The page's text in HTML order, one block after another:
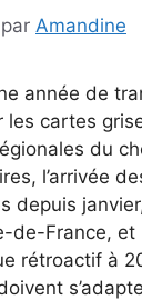
par Amandine
année de
les cartes
du
l’arrivée
depuis
de-France, et
rétroactif à